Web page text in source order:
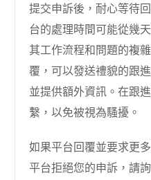
提交申訴後，耐心等待
台的處理時間可能從幾
其工作流程和問題的複
覆，可以發送禮貌的跟
並提供額外資訊。在跟
繫，以免被視為騷擾。
如果平台回覆並要求更
平台拒絕您的申訴，請